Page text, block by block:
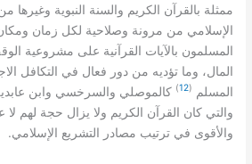
ممثلة بالقرآن الكريم والسنة النبوية وغيرها
الإسلامي من مرونة وصلاحية لكل زمان
المسلمون بالآيات القرآنية على مشروعية
المال، وما تؤديه من دور فعال في التكافل
المسلم (
12
) كالموصلي والسرخسي وابن
والتي كان القرآن الكريم ولا يزال حجة لهم لا
والأقوى في ترتيب مصادر التشريع الإسلامي.